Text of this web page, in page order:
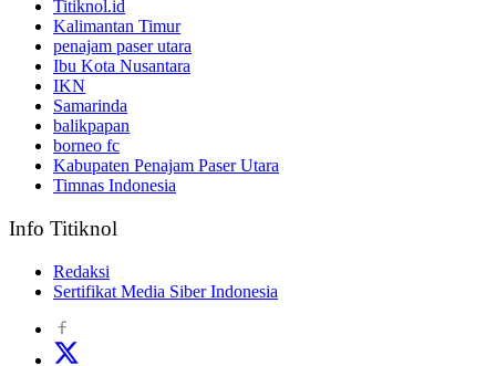
Titiknol.id
Kalimantan Timur
penajam paser utara
Ibu Kota Nusantara
IKN
Samarinda
balikpapan
borneo fc
Kabupaten Penajam Paser Utara
Timnas Indonesia
Info Titiknol
Redaksi
Sertifikat Media Siber Indonesia